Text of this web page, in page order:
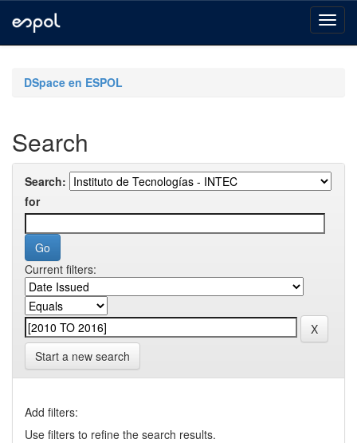
navigationDSpace en ESPOL
Search
Search:
for
Current filters:
Start a new search
Add filters:
Use filters to refine the search results.